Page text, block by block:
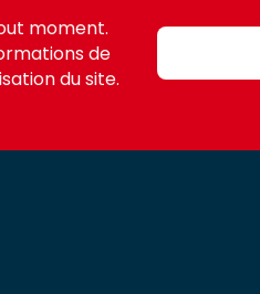
moment.
de
du site.